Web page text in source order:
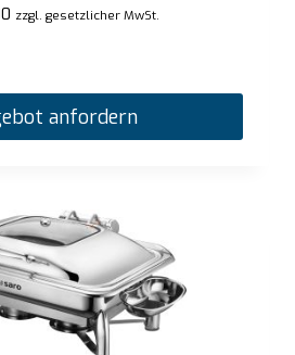
zzgl. gesetzlicher MwSt.
anfordern